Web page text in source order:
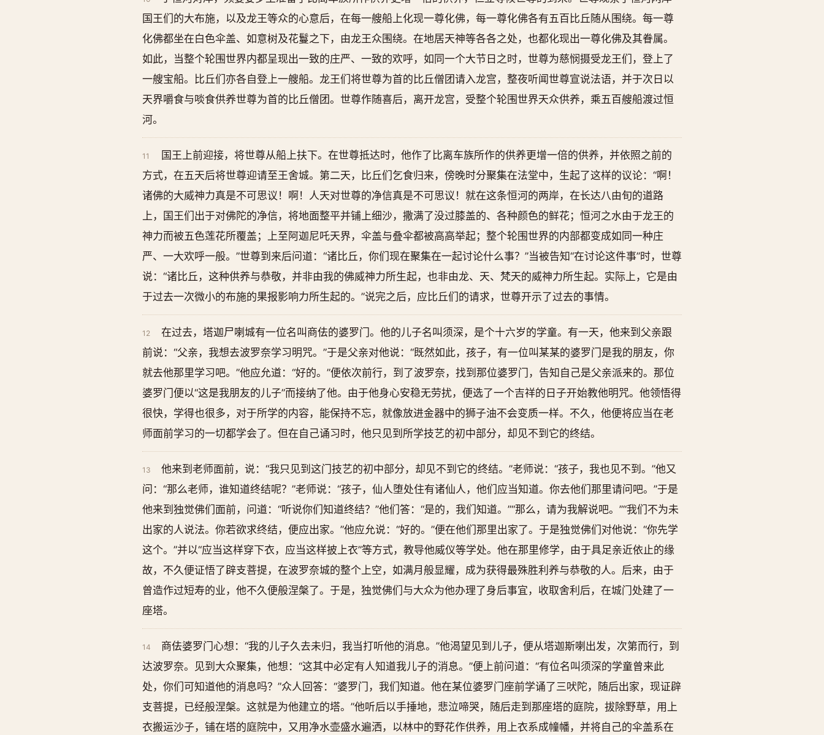
国王们的大布施，以及龙王等众的心意后，在每一艘船上化现一尊化佛，每一尊化佛各有五百比丘随从围绕。每一尊
化佛都坐在白色伞盖、如意树及花鬘之下，由龙王众围绕。在地居天神等各各之处，也都化现出一尊化佛及其眷属。
如此，当整个轮围世界内都呈现出一致的庄严、一致的欢呼，如同一个大节日之时，世尊为慈悯摄受龙王们，登上了
一艘宝船。比丘们亦各自登上一艘船。龙王们将世尊为首的比丘僧团请入龙宫，整夜听闻世尊宣说法语，并于次日以
天界嚼食与啖食供养世尊为首的比丘僧团。世尊作随喜后，离开龙宫，受整个轮围世界天众供养，乘五百艘船渡过恒
河。
11
国王上前迎接，将世尊从船上扶下。在世尊抵达时，他作了比离车族所作的供养更增一倍的供养，并依照之前的
方式，在五天后将世尊迎请至王舍城。第二天，比丘们乞食归来，傍晚时分聚集在法堂中，生起了这样的议论：“啊！
诸佛的大威神力真是不可思议！啊！人天对世尊的净信真是不可思议！就在这条恒河的两岸，在长达八由旬的道路
上，国王们出于对佛陀的净信，将地面整平并铺上细沙，撒满了没过膝盖的、各种颜色的鲜花；恒河之水由于龙王的
神力而被五色莲花所覆盖；上至阿迦尼吒天界，伞盖与叠伞都被高高举起；整个轮围世界的内部都变成如同一种庄
严、一大欢呼一般。”世尊到来后问道：“诸比丘，你们现在聚集在一起讨论什么事？”当被告知“在讨论这件事”时，世尊
说：“诸比丘，这种供养与恭敬，并非由我的佛威神力所生起，也非由龙、天、梵天的威神力所生起。实际上，它是由
于过去一次微小的布施的果报影响力所生起的。”说完之后，应比丘们的请求，世尊开示了过去的事情。
12
在过去，塔迦尸喇城有一位名叫商佉的婆罗门。他的儿子名叫须深，是个十六岁的学童。有一天，他来到父亲跟
前说：“父亲，我想去波罗奈学习明咒。”于是父亲对他说：“既然如此，孩子，有一位叫某某的婆罗门是我的朋友，你
就去他那里学习吧。”他应允道：“好的。”便依次前行，到了波罗奈，找到那位婆罗门，告知自己是父亲派来的。那位
婆罗门便以“这是我朋友的儿子”而接纳了他。由于他身心安稳无劳扰，便选了一个吉祥的日子开始教他明咒。他领悟得
很快，学得也很多，对于所学的内容，能保持不忘，就像放进金器中的狮子油不会变质一样。不久，他便将应当在老
师面前学习的一切都学会了。但在自己诵习时，他只见到所学技艺的初中部分，却见不到它的终结。
13
他来到老师面前，说：“我只见到这门技艺的初中部分，却见不到它的终结。”老师说：“孩子，我也见不到。”他又
问：“那么老师，谁知道终结呢？”老师说：“孩子，仙人堕处住有诸仙人，他们应当知道。你去他们那里请问吧。”于是
他来到独觉佛们面前，问道：“听说你们知道终结？”他们答：“是的，我们知道。”“那么，请为我解说吧。”“我们不为未
出家的人说法。你若欲求终结，便应出家。”他应允说：“好的。”便在他们那里出家了。于是独觉佛们对他说：“你先学
这个。”并以“应当这样穿下衣，应当这样披上衣”等方式，教导他威仪等学处。他在那里修学，由于具足亲近依止的缘
故，不久便证悟了辟支菩提，在波罗奈城的整个上空，如满月般显耀，成为获得最殊胜利养与恭敬的人。后来，由于
曾造作过短寿的业，他不久便般涅槃了。于是，独觉佛们与大众为他办理了身后事宜，收取舍利后，在城门处建了一
座塔。
14
商佉婆罗门心想：“我的儿子久去未归，我当打听他的消息。”他渴望见到儿子，便从塔迦斯喇出发，次第而行，到
达波罗奈。见到大众聚集，他想：“这其中必定有人知道我儿子的消息。”便上前问道：“有位名叫须深的学童曾来此
处，你们可知道他的消息吗？”众人回答：“婆罗门，我们知道。他在某位婆罗门座前学诵了三吠陀，随后出家，现证辟
支菩提，已经般涅槃。这就是为他建立的塔。”他听后以手捶地，悲泣啼哭，随后走到那座塔的庭院，拔除野草，用上
衣搬运沙子，铺在塔的庭院中，又用净水壶盛水遍洒，以林中的野花作供养，用上衣系成幢幡，并将自己的伞盖系在